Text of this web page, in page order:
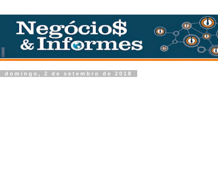
domingo, 2 de setembro de 2018